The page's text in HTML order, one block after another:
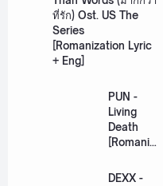
ที่รัก) Ost. US The
Series
[Romanization Lyric
+ Eng]
PUN -
Living
Death
[Romaniz
Lyric +
DEXX -